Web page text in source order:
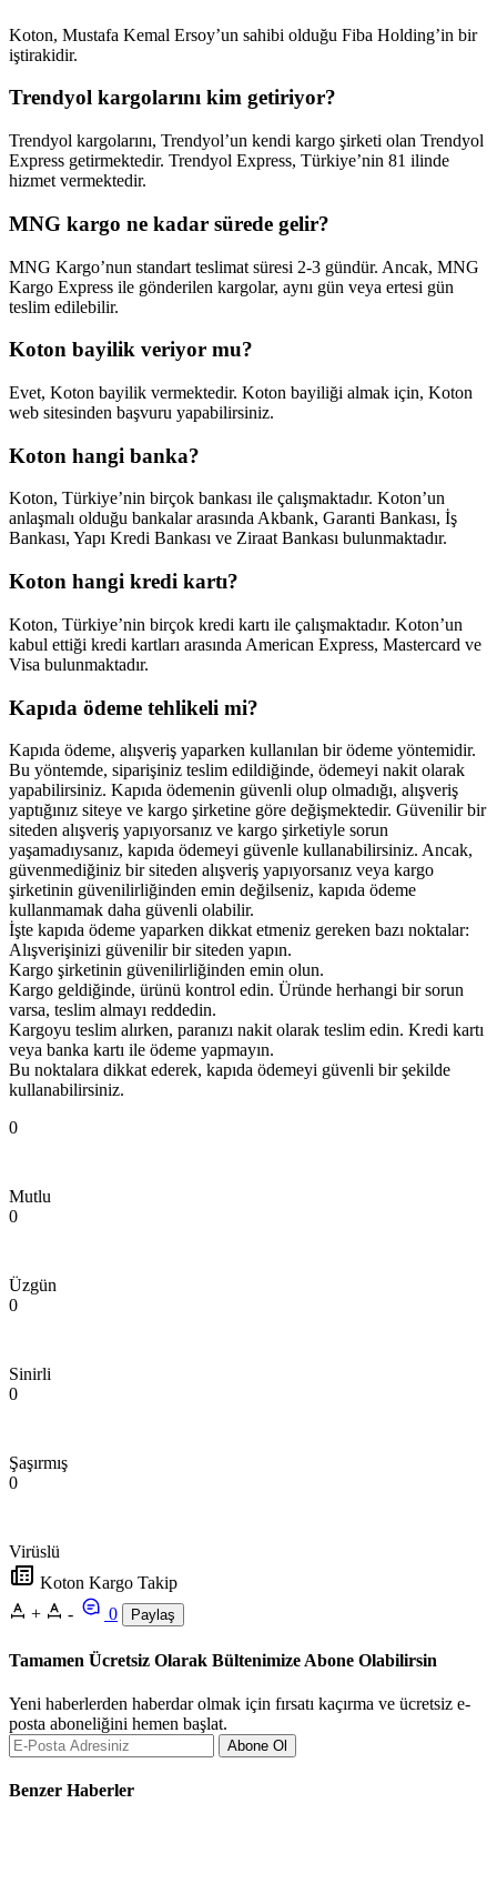
Koton, Mustafa Kemal Ersoy’un sahibi olduğu Fiba Holding’in bir
iştirakidir.
Trendyol kargolarını kim getiriyor?
Trendyol kargolarını, Trendyol’un kendi kargo şirketi olan Trendyol
Express getirmektedir. Trendyol Express, Türkiye’nin 81 ilinde
hizmet vermektedir.
MNG kargo ne kadar sürede gelir?
MNG Kargo’nun standart teslimat süresi 2-3 gündür. Ancak, MNG
Kargo Express ile gönderilen kargolar, aynı gün veya ertesi gün
teslim edilebilir.
Koton bayilik veriyor mu?
Evet, Koton bayilik vermektedir. Koton bayiliği almak için, Koton
web sitesinden başvuru yapabilirsiniz.
Koton hangi banka?
Koton, Türkiye’nin birçok bankası ile çalışmaktadır. Koton’un
anlaşmalı olduğu bankalar arasında Akbank, Garanti Bankası, İş
Bankası, Yapı Kredi Bankası ve Ziraat Bankası bulunmaktadır.
Koton hangi kredi kartı?
Koton, Türkiye’nin birçok kredi kartı ile çalışmaktadır. Koton’un
kabul ettiği kredi kartları arasında American Express, Mastercard ve
Visa bulunmaktadır.
Kapıda ödeme tehlikeli mi?
Kapıda ödeme, alışveriş yaparken kullanılan bir ödeme yöntemidir.
Bu yöntemde, siparişiniz teslim edildiğinde, ödemeyi nakit olarak
yapabilirsiniz. Kapıda ödemenin güvenli olup olmadığı, alışveriş
yaptığınız siteye ve kargo şirketine göre değişmektedir. Güvenilir bir
siteden alışveriş yapıyorsanız ve kargo şirketiyle sorun
yaşamadıysanız, kapıda ödemeyi güvenle kullanabilirsiniz. Ancak,
güvenmediğiniz bir siteden alışveriş yapıyorsanız veya kargo
şirketinin güvenilirliğinden emin değilseniz, kapıda ödeme
kullanmamak daha güvenli olabilir.
İşte kapıda ödeme yaparken dikkat etmeniz gereken bazı noktalar:
Alışverişinizi güvenilir bir siteden yapın.
Kargo şirketinin güvenilirliğinden emin olun.
Kargo geldiğinde, ürünü kontrol edin. Üründe herhangi bir sorun
varsa, teslim almayı reddedin.
Kargoyu teslim alırken, paranızı nakit olarak teslim edin. Kredi kartı
veya banka kartı ile ödeme yapmayın.
Bu noktalara dikkat ederek, kapıda ödemeyi güvenli bir şekilde
kullanabilirsiniz.
0
Mutlu
0
Üzgün
0
Sinirli
0
Şaşırmış
0
Virüslü
Koton Kargo Takip
+
- 0 Paylaş
Tamamen Ücretsiz Olarak Bültenimize Abone Olabilirsin
Yeni haberlerden haberdar olmak için fırsatı kaçırma ve ücretsiz e-
posta aboneliğini hemen başlat.
Abone Ol
Benzer Haberler